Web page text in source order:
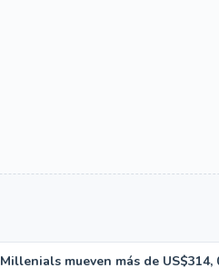
Millenials mueven más de US$314,